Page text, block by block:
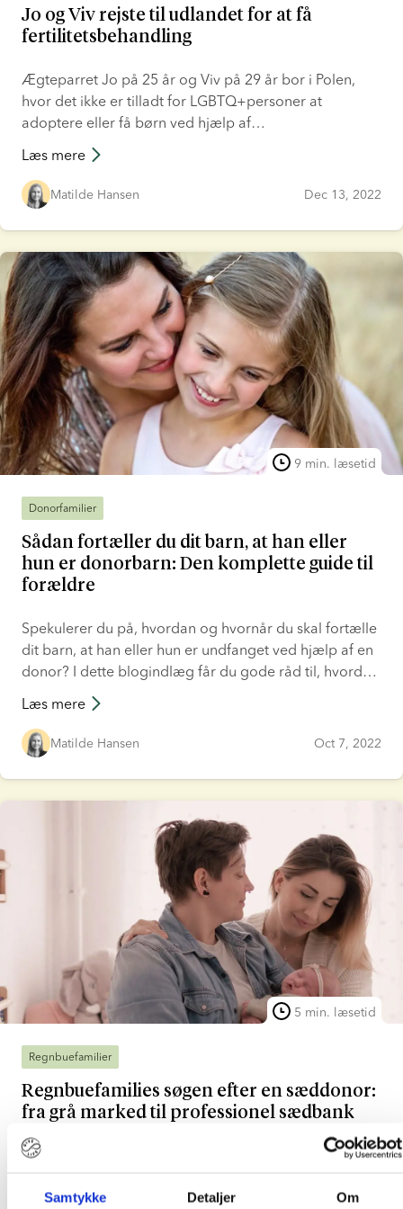
Samtykke Detaljer Om
Jo og Viv rejste til udlandet for at få
fertilitetsbehandling
Ægteparret Jo på 25 år og Viv på 29 år bor i Polen,
hvor det ikke er tilladt for LGBTQ+personer at
adoptere eller få børn ved hjælp af
fertilitetsbehandling. Jo og Viv var derfor på noget af
en rejse, både mentalt og geografisk, før de endelig
kunne byde lille Ivy velkommen i familien.
Læs mere
Matilde Hansen Dec 13, 2022
9 min. læsetid
Donorfamilier
Sådan fortæller du dit barn, at han eller
hun er donorbarn: Den komplette guide til
forældre
Spekulerer du på, hvordan og hvornår du skal fortælle
dit barn, at han eller hun er undfanget ved hjælp af en
donor? I dette blogindlæg får du gode råd til, hvordan
du taler med dit barn om, at det er donorbarn,
herunder hvad du skal sige hvornår i barnets opvækst.
Læs mere
Matilde Hansen Oct 7, 2022
5 min. læsetid
Regnbuefamilier
Regnbuefamilies søgen efter en sæddonor:
fra grå marked til professionel sædbank
Det tysk-engelske par Hayley og Katja Schönberg har
byde deres lille datter velkommen til verden. En rejse